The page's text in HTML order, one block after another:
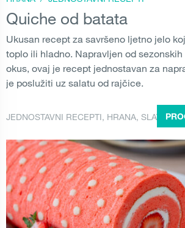
Quiche od batata
Ukusan recept za savršeno ljetno jelo
toplo ili hladno. Napravljen od
okus, ovaj je recept jednostavan za
je poslužiti uz salatu od rajčice.
JEDNOSTAVNI RECEPTI, HRANA, SLATKI